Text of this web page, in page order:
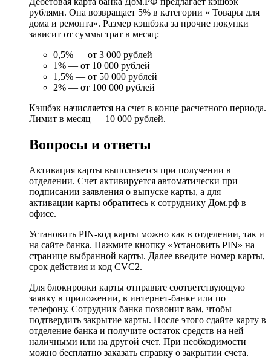
рублями. Она возвращает 5% в категории « Товары для
дома и ремонта». Размер кэшбэка за прочие покупки
зависит от суммы трат в месяц:
0,5% — от 3 000 рублей
1% — от 10 000 рублей
1,5% — от 50 000 рублей
2% — от 100 000 рублей
Кэшбэк начисляется на счет в конце расчетного периода.
Лимит в месяц — 10 000 рублей.
Вопросы и ответы
Активация карты выполняется при получении в
отделении. Счет активируется автоматически при
подписании заявления о выпуске карты, а для
активации карты обратитесь к сотруднику Дом.рф в
офисе.
Установить PIN-код карты можно как в отделении, так и
на сайте банка. Нажмите кнопку «Установить PIN» на
странице выбранной карты. Далее введите номер карты,
срок действия и код CVC2.
Для блокировки карты отправьте соответствующую
заявку в приложении, в интернет-банке или по
телефону. Сотрудник банка позвонит вам, чтобы
подтвердить закрытие карты. После этого сдайте карту в
отделение банка и получите остаток средств на ней
наличными или на другой счет. При необходимости
можно бесплатно заказать справку о закрытии счета.